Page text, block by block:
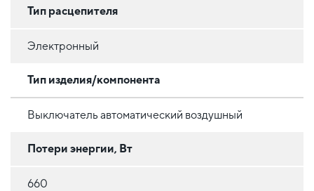
Тип расцепителя
Электронный
Тип изделия/компонента
Выключатель автоматический воздушный
Потери энергии, Вт
660